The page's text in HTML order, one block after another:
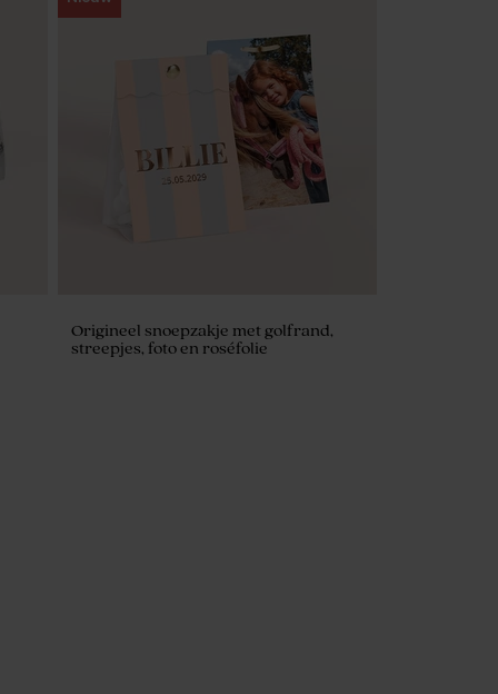
Chique bellenblaaswikkel met naam en
Origineel snoepzakje met golfrand,
streepjes, foto en roséfolie